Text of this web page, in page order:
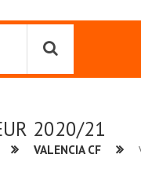
2020/21
VALENCIA CF